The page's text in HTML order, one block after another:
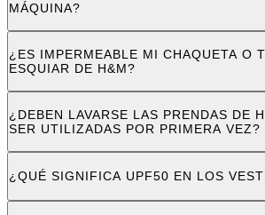
MÁQUINA?
¿ES IMPERMEABLE MI CHAQUETA O
ESQUIAR DE H&M?
¿DEBEN LAVARSE LAS PRENDAS DE
SER UTILIZADAS POR PRIMERA VEZ?
¿QUÉ SIGNIFICA UPF50 EN LOS